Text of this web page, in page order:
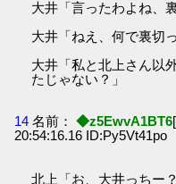
大井「言ったわよね、
大井「ねえ、何で裏切
大井「私と北上さん以
たじゃない？」
14 名前： ◆z5EwvA1BT6
20:54:16.16 ID:Py5Vt41po
北上「お、大井っちー？